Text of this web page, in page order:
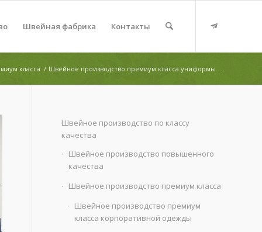
Швейная фабрика Контакты
класса / Швейное производство премиум класса униформы...
Швейное производство по классу
качества
Швейное производство повышенного
качества
Швейное производство премиум класса
Швейное производство премиум
класса корпоративной одежды